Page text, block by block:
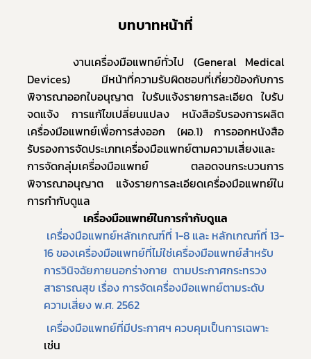
บทบาทหน้าที่
     งานเครื่องมือแพทย์ทั่วไป (General Medical
Devices) มีหน้าที่ความรับผิดชอบที่เกี่ยวข้องกับการ
พิจารณาออกใบอนุญาต ใบรับแจ้งรายการละเอียด ใบรับ
จดแจ้ง การแก้ไขเปลี่ยนแปลง หนังสือรับรองการผลิต
เครื่องมือแพทย์เพื่อการส่งออก (ผอ.1) การออกหนังสือ
รับรองการจัดประเภทเครื่องมือแพทย์ตามความเสี่ยงและ
การจัดกลุ่มเครื่องมือแพทย์ ตลอดจนกระบวนการ
พิจารณาอนุญาต แจ้งรายการละเอียดเครื่องมือแพทย์ใน
การกำกับดูแล
เครื่องมือแพทย์ในการกำกับดูแล
เครื่องมือแพทย์หลักเกณฑ์ที่ 1-8 และ หลักเกณฑ์ที่ 13-
16 ของเครื่องมือแพทย์ที่ไม่ใช่เครื่องมือแพทย์สําหรับ
การวินิจฉัยภายนอกร่างกาย  ตามประกาศกระทรวง
สาธารณสุข เรื่อง การจัดเครื่องมือแพทย์ตามระดับ
ความเสี่ยง พ.ศ. 2562
เครื่องมือแพทย์ที่มีประกาศฯ ควบคุมเป็นการเฉพาะ
เช่น
Subscribe
เลือกหัวข้อที่ท่านต้องการ Subscribe
ข่าวประชาสัมพันธ์ทั่วไป